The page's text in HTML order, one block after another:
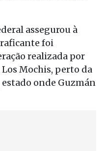
assegurou à
foi
realizada por
Mochis, perto da
onde Guzmán